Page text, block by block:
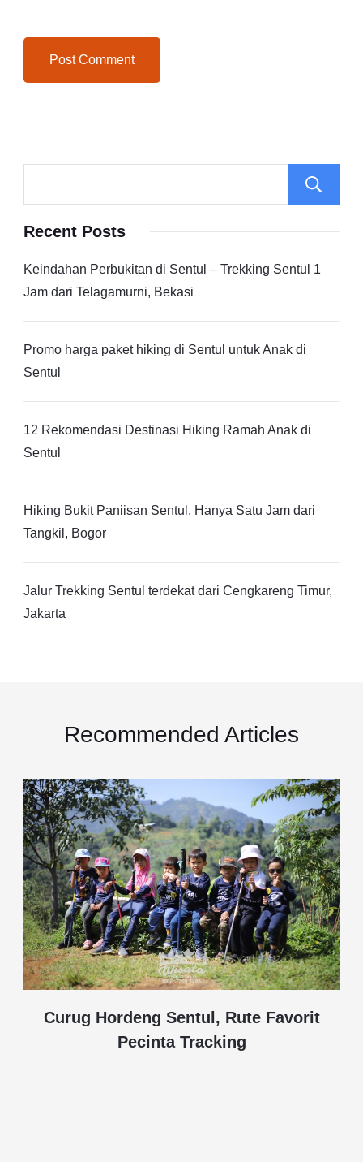
Recent Posts
Keindahan Perbukitan di Sentul – Trekking Sentul 1
Jam dari Telagamurni, Bekasi
Promo harga paket hiking di Sentul untuk Anak di
Sentul
12 Rekomendasi Destinasi Hiking Ramah Anak di
Sentul
Hiking Bukit Paniisan Sentul, Hanya Satu Jam dari
Tangkil, Bogor
Jalur Trekking Sentul terdekat dari Cengkareng Timur,
Jakarta
Recommended Articles
Curug Hordeng Sentul, Rute Favorit
Pecinta Tracking